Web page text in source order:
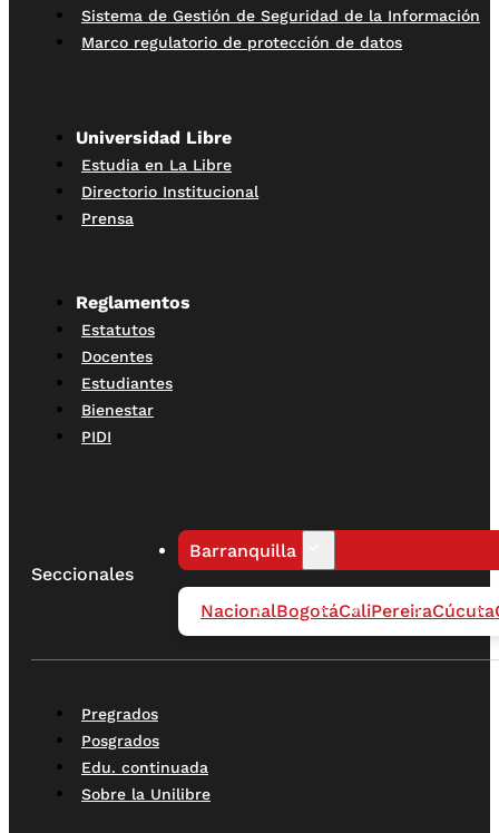
Sistema de Gestión de Seguridad de la Información
Marco regulatorio de protección de datos
Universidad Libre
Estudia en La Libre
Directorio Institucional
Prensa
Reglamentos
Estatutos
Docentes
Estudiantes
Bienestar
PIDI
Seccionales
Barranquilla
NacionalBogotáCaliPereiraCúcuta
Pregrados
Posgrados
Edu. continuada
Sobre la Unilibre